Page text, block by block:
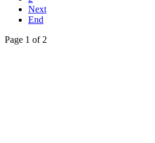
Next
End
Page 1 of 2